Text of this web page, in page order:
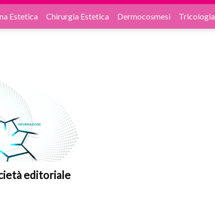
Estetica Chirurgia Estetica Dermocosmesi Tricologia
editoriale